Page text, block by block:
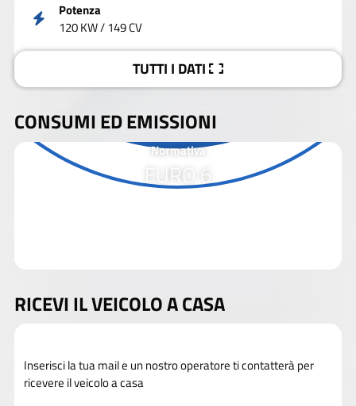
Potenza
120 KW / 149 CV
TUTTI I DATI
CONSUMI ED EMISSIONI
Normativa
EURO 6
RICEVI IL VEICOLO A CASA
Inserisci la tua mail e un nostro operatore ti contatterà per
ricevere il veicolo a casa